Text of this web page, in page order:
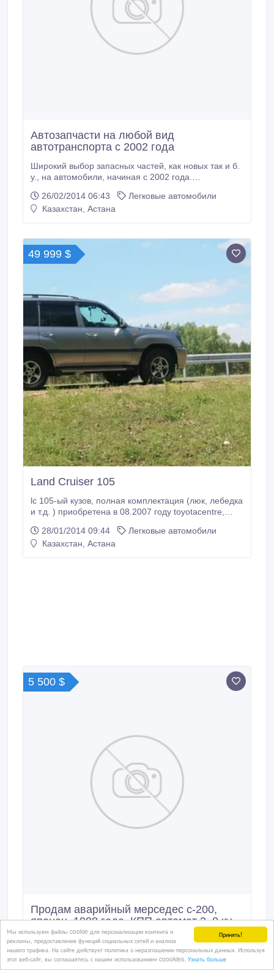
Принять!
Мы используем файлы cookie для персонализации контента и
рекламы, предоставления функций социальных сетей и анализа
нашего трафика. На сайте действует политика о неразглашении персональных данных. Используя
этот веб-сайт, вы соглашаетесь с нашим использованием coookies. Узнать больше
Автозапчасти на любой вид
автотранспорта с 2002 года
Широкий выбор запасных частей, как новых так и б.
у., на автомобили, начиная с 2002 года.
Раздатки, запчасти по кузову, большой выбор новой
резины..
26/02/2014 06:43
Легковые автомобили
Казахстан, Астана
49 999 $
Land Cruiser 105
lc 105-ый кузов, полная комплектация (люк, лебедка
и т.д. ) приобретена в 08.2007 году toyotacentre,
все двери, багажный отсек, имеется фото отчет).
титановые диски с покрышками michelin latitude tour
28/01/2014 09:44
Легковые автомобили
Казахстан, Астана
5 500 $
Продам аварийный мерседес с-200,
японец, 1998 года, КПП автомат 2, 0 ку
Продам Мерседес Бенц, С-200 1998 года выпуска,
японец, объём 2, 0, АКПП, металлик, полный ЭП, в
аварийном состоянии Требуется ремонт передней